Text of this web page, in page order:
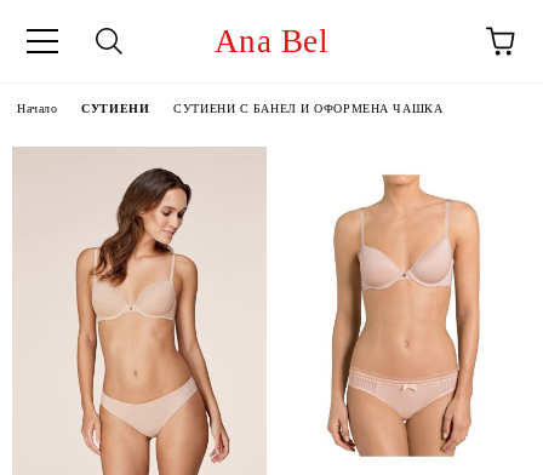
Ana Bel
Начало СУТИЕНИ СУТИЕНИ С БАНЕЛ И ОФОРМЕНА ЧАШКА